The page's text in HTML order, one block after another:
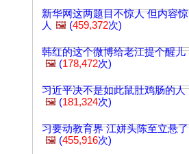
新华网这两题目不惊人 但内容惊
人 🖼️ (459,372次)
韩红的这个微博给老江提个醒儿
🖼️ (178,472次)
习近平决不是如此鼠肚鸡肠的人
🖼️ (181,324次)
习要动教育界 江姘头陈至立悬了
🖼️ (455,916次)